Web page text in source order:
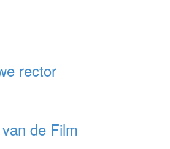
rector
de Film